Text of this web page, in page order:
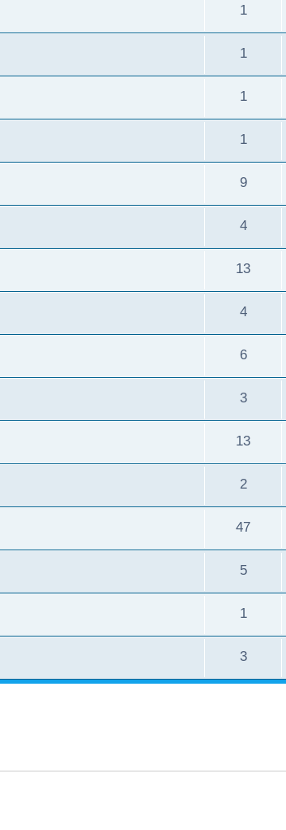
1
1
1
1
9
4
13
4
6
3
13
2
47
5
1
3